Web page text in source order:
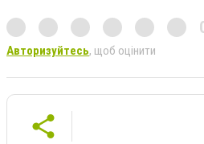
Авторизуйтесь, щоб оцінити